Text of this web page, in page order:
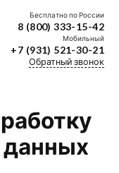
Бесплатно по России
8 (800) 333-15-42
Мобильный
+7 (931) 521-30-21
Обратный звонок